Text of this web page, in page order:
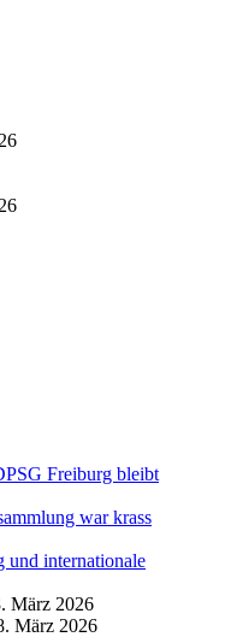
Freiburg bleibt
war krass
und internationale
März 2026
März 2026